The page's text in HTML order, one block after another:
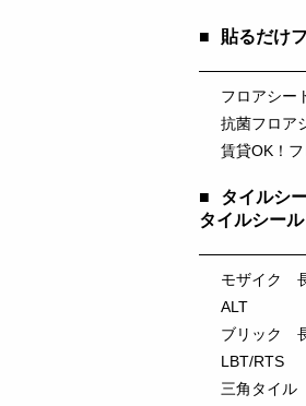
■ 貼るだけ
フロアシー
抗菌フロア
賃貸OK！
■
タイルシ
タイルシール
モザイク
ALT
ブリック
LBT/RTS
三角タイル